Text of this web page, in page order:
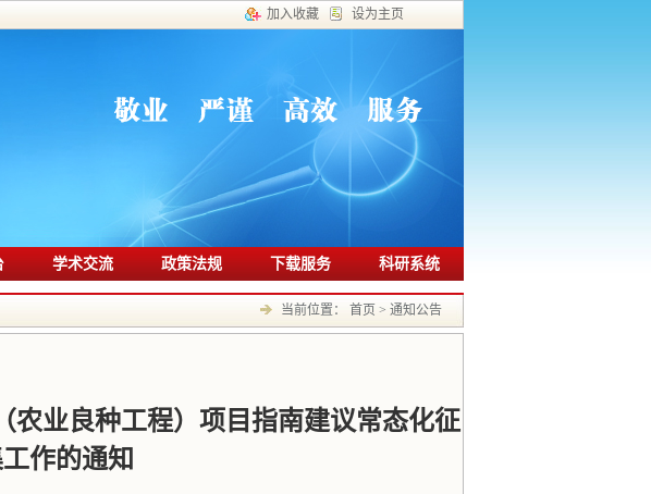
加入收藏 设为主页
学术交流 政策法规 下载服务 科研系统
当前位置： 首页 > 通知公告
农业良种工程）项目指南建议常态化征
作的通知